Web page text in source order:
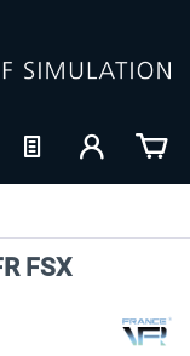
FSX